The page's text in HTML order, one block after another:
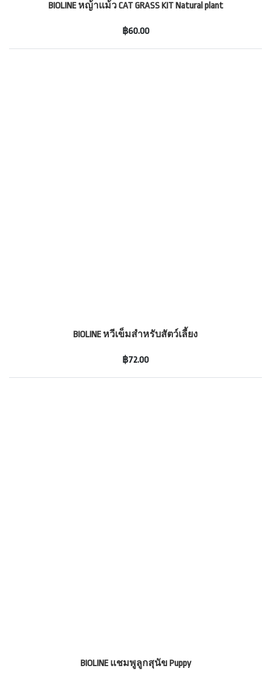
BIOLINE หญ้าแม้ว CAT GRASS KIT Natural plant
฿60.00
BIOLINE หวีเข็มสำหรับสัตว์เลี้ยง
฿72.00
BIOLINE แชมพูลูกสุนัข Puppy